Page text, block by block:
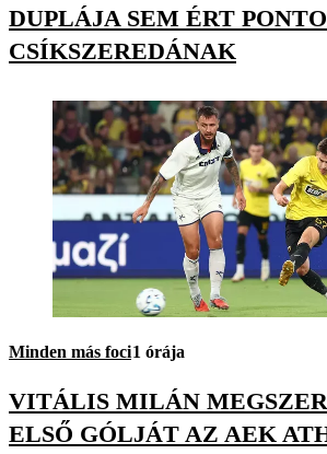
DUPLÁJA SEM ÉRT
CSÍKSZEREDÁNAK
Minden más foci1 órája
VITÁLIS MILÁN
ELSŐ GÓLJÁT AZ AEK